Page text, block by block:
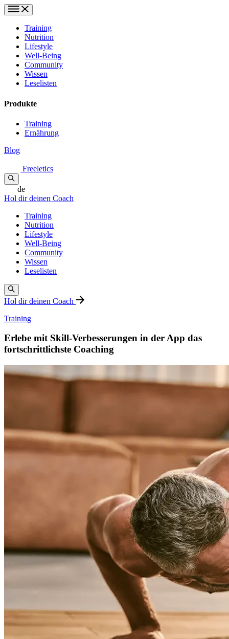
Training
Nutrition
Lifestyle
Well-Being
Community
Wissen
Leselisten
Produkte
Training
Ernährung
Blog
Freeletics
de
Hol dir deinen Coach
Training
Nutrition
Lifestyle
Well-Being
Community
Wissen
Leselisten
Hol dir deinen Coach
Training
Erlebe mit Skill-Verbesserungen in der App das
fortschrittlichste Coaching